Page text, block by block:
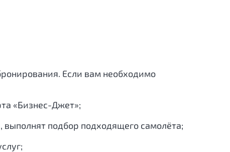
Если вам необходимо
«Бизнес-Джет»;
подбор подходящего самолёта;